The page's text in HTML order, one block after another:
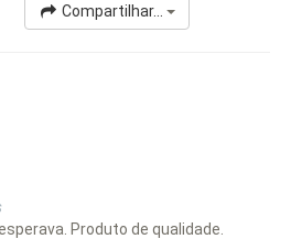
Compartilhar...
Produto de qualidade.